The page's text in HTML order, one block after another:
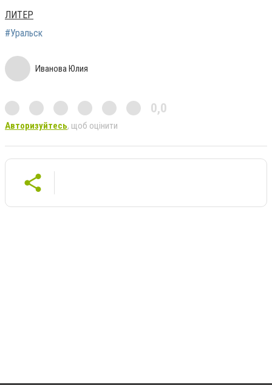
ЛИТЕР
#Уральск
Иванова Юлия
0,0
Авторизуйтесь, щоб оцінити